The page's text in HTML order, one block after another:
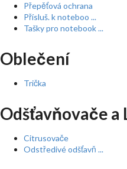
Přepěťová ochrana
Přísluš. k noteboo ...
Tašky pro notebook ...
Oblečení
Trička
Odšťavňovače a
Citrusovače
Odstředivé odšťavň ...